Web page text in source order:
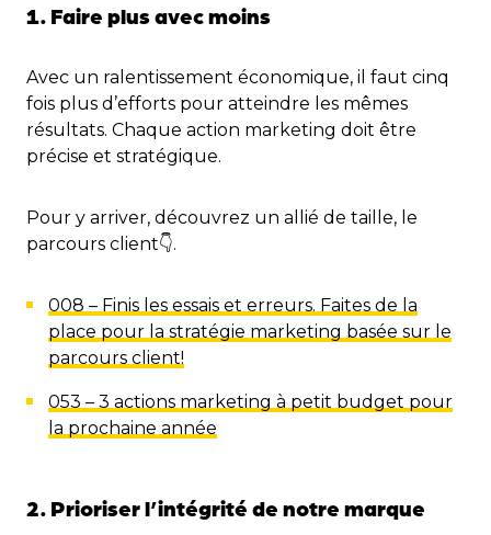
1. Faire plus avec moins
Avec un ralentissement économique, il faut cinq
fois plus d’efforts pour atteindre les mêmes
résultats. Chaque action marketing doit être
précise et stratégique.
Pour y arriver, découvrez un allié de taille, le
parcours client👇.
008 – Finis les essais et erreurs. Faites de la
place pour la stratégie marketing basée sur le
parcours client!
053 – 3 actions marketing à petit budget pour
la prochaine année
2. Prioriser l’intégrité de notre marque